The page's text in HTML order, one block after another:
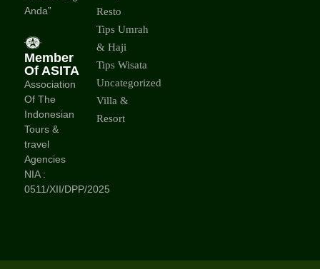
Anda”
Member
Of ASITA
Association
Of The
Indonesian
Tours &
travel
Agencies
NIA :
0511/XII/DPP/2025
Resto
Tips Umrah
& Haji
Tips Wisata
Uncategorized
Villa &
Resort